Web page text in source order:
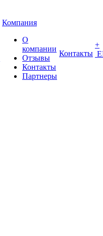
Компания
О
компании
Отзывы
Контакты
Партнеры
Контакты
+